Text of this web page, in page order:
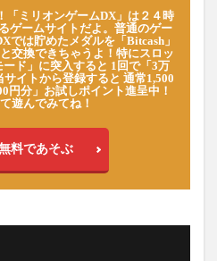
「ミリオンゲームDX」は２４時
ゲームサイトだよ。普通のゲー
では貯めたメダルを「Bitcash」
交換できちゃうよ！特にスロッ
ード」に突入すると 1回で「3万
イトから登録すると 通常1,500
円分」お試しポイント進呈中！
遊んでみてね！
料であそぶ